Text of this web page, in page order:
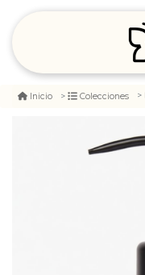
Inicio Colecciones